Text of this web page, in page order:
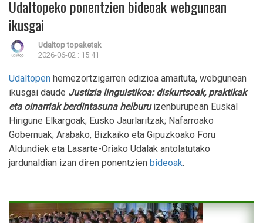
Udaltopeko ponentzien bideoak webgunean
ikusgai
Udaltop topaketak
2026-06-02 : 15:41
Udaltopen hemezortzigarren edizioa amaituta, webgunean
ikusgai daude Justizia linguistikoa: diskurtsoak, praktikak
eta oinarriak berdintasuna helburuizenburupean Euskal
Hirigune Elkargoak; Eusko Jaurlaritzak; Nafarroako
Gobernuak; Arabako, Bizkaiko eta Gipuzkoako Foru
Aldundiek eta Lasarte-Oriako Udalak antolatutako
jardunaldian izan diren ponentzien bideoak.